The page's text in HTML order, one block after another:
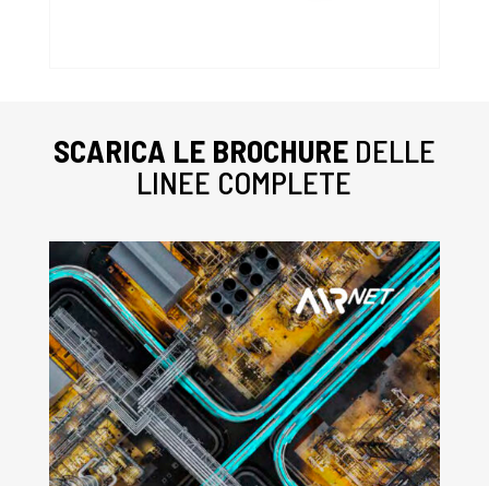
SCARICA LE BROCHUREDELLE
LINEE COMPLETE